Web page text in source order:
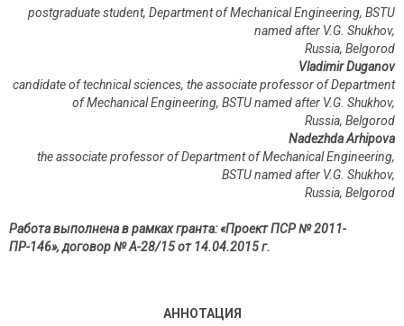
postgraduate student, Department of Mechanical Engineering, BSTU
named after V.G. Shukhov,
Russia, Belgorod
Vladimir Duganov
candidate of technical sciences, the associate professor of Department
of Mechanical Engineering, BSTU named after V.G. Shukhov,
Russia, Belgorod
Nadezhda Arhipova
the associate professor of Department of Mechanical Engineering,
BSTU named after V.G. Shukhov,
Russia, Belgorod
Работа выполнена в рамках гранта: «Проект ПСР № 2011-
ПР-146», договор №А-28/15 от 14.04.2015г.
АННОТАЦИЯ